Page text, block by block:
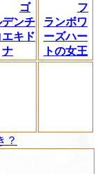
ゴ
デンチ
エキド
ナ
フ
ランボワ
ーズハー
トの女王
？